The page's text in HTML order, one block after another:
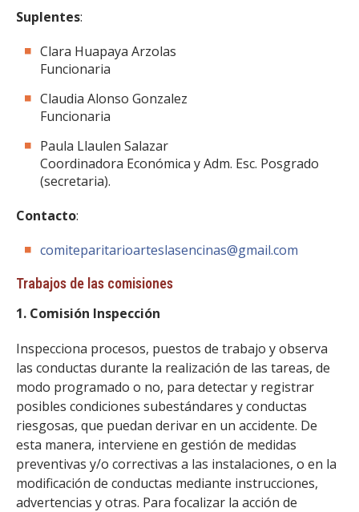
Suplentes:
Clara Huapaya Arzolas
Funcionaria
Claudia Alonso Gonzalez
Funcionaria
Paula Llaulen Salazar
Coordinadora Económica y Adm. Esc. Posgrado
(secretaria).
Contacto:
comiteparitarioarteslasencinas@gmail.com
Trabajos de las comisiones
1. Comisión Inspección
Inspecciona procesos, puestos de trabajo y observa
las conductas durante la realización de las tareas, de
modo programado o no, para detectar y registrar
posibles condiciones subestándares y conductas
riesgosas, que puedan derivar en un accidente. De
esta manera, interviene en gestión de medidas
preventivas y/o correctivas a las instalaciones, o en la
modificación de conductas mediante instrucciones,
advertencias y otras. Para focalizar la acción de